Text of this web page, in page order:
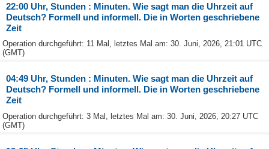
22:00 Uhr, Stunden : Minuten. Wie sagt man die Uhrzeit auf
Deutsch? Formell und informell. Die in Worten geschriebene
Zeit
Operation durchgeführt: 11 Mal, letztes Mal am: 30. Juni, 2026, 21:01 UTC
(GMT)
04:49 Uhr, Stunden : Minuten. Wie sagt man die Uhrzeit auf
Deutsch? Formell und informell. Die in Worten geschriebene
Zeit
Operation durchgeführt: 3 Mal, letztes Mal am: 30. Juni, 2026, 20:27 UTC
(GMT)